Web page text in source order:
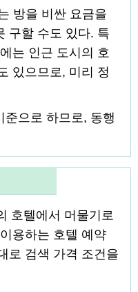
방을 비싼 요금을
구할 수도 있다. 특
는 인근 도시의 호
있으므로, 미리 정
준으로 하므로, 동행
호텔에서 머물기로
용하는 호텔 예약
로 검색 가격 조건을